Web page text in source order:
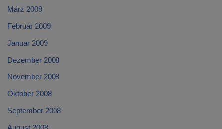
März 2009
Februar 2009
Januar 2009
Dezember 2008
November 2008
Oktober 2008
September 2008